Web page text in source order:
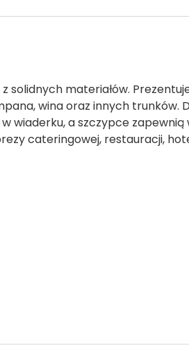
solidnych materiałów.
wina oraz innych trunków.
wiaderku, a szczypce
cateringowej, restauracji,